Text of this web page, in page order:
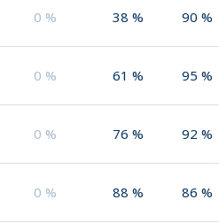
0 % 38 % 90 %
0 % 61 % 95 %
0 % 76 % 92 %
0 % 88 % 86 %